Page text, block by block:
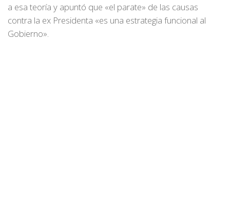
a esa teoría y apuntó que «el parate» de las causas
contra la ex Presidenta «es una estrategia funcional al
Gobierno».